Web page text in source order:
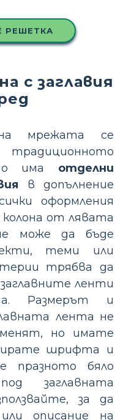
РЕШЕТКА
с заглавия
мрежата се
има отделни
в допълнение
оформления
от лявата
може да бъде
теми или
трябва да
ленти
Размерът и
лента не
но имате
шрифта и
празното бяло
заглавната
за да
описание на